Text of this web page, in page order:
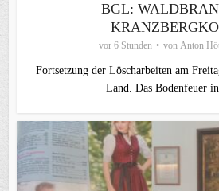
BGL:
vor 6 Stunden von Anton
Fortsetzung der Löscharbeiten am
Land. Das Bodenfeuer